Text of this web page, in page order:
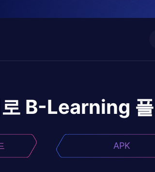
B-Learning
APK